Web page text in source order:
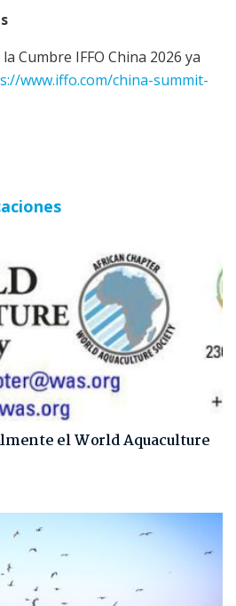
Cumbre IFFO China 2026 ya
www.iffo.com/china-summit-
el World Aquaculture